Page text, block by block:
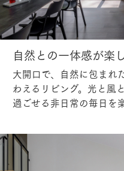
自然との一体感が楽
大開口で、自然に包まれ
わえるリビング。光と風
過ごせる非日常の毎日を